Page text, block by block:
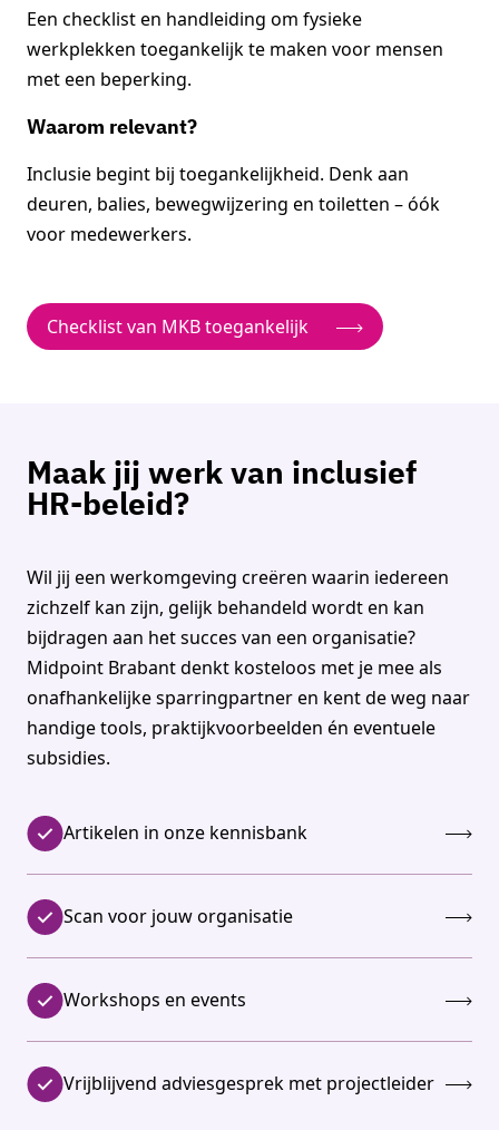
Een checklist en handleiding om fysieke
werkplekken toegankelijk te maken voor mensen
met een beperking.
Waarom relevant?
Inclusie begint bij toegankelijkheid. Denk aan
deuren, balies, bewegwijzering en toiletten – óók
voor medewerkers.
Checklist van MKB toegankelijk
Maak jij werk van inclusief
HR-beleid?
Wil jij een werkomgeving creëren waarin iedereen
zichzelf kan zijn, gelijk behandeld wordt en kan
bijdragen aan het succes van een organisatie?
Midpoint Brabant denkt kosteloos met je mee als
onafhankelijkesparringpartneren kent de weg naar
handigetools, praktijkvoorbeelden én eventuele
subsidies.
Artikelen in onze kennisbank
Scan voor jouw organisatie
Workshops en events
Vrijblijvend adviesgesprek met projectleider